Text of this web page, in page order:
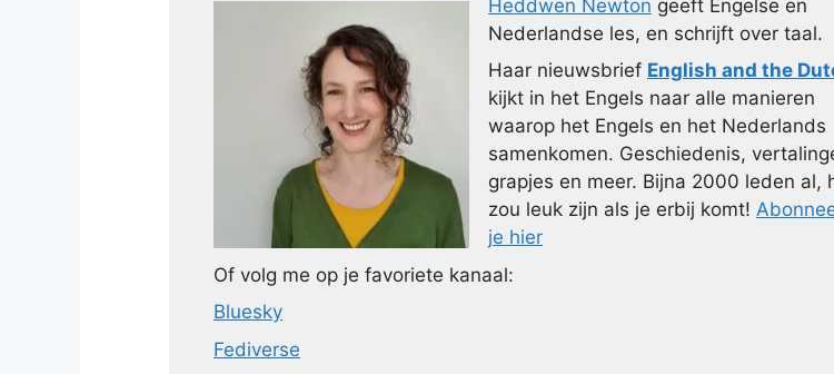
Heddwen Newton geeft Engelse en
Nederlandse les, en schrijft over taal.
Haar nieuwsbrief English and the
kijkt in het Engels naar alle manieren
waarop het Engels en het Nederlands
samenkomen. Geschiedenis,
grapjes en meer. Bijna 2000 leden al,
zou leuk zijn als je erbij komt!
je hier
Of volg me op je favoriete kanaal:
Bluesky
Fediverse